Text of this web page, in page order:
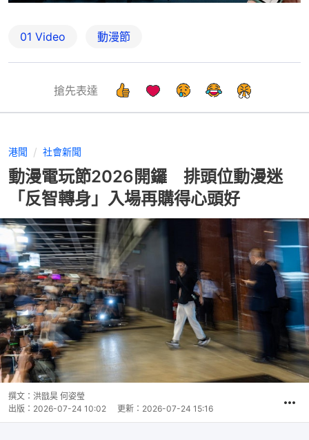
01 Video 動漫節
搶先表達
港聞 社會新聞
動漫電玩節2026開鑼 排頭位動漫迷
「反智轉身」入場再購得心頭好
撰文： 洪戩昊 何姿瑩
出版： 2026-07-24 10:02 更新： 2026-07-24 15:16